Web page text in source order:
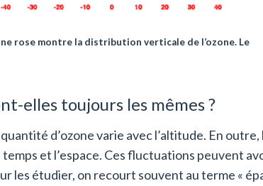
rose montre la distribution verticale de l’ozone. Le
elles toujours les mêmes ?
d’ozone varie avec l’altitude. En outre,
et l’espace. Ces fluctuations peuvent
les étudier, on recourt souvent au terme «